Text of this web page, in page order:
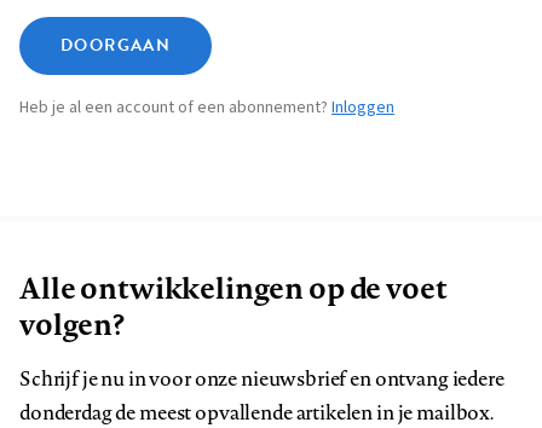
DOORGAAN
Heb je al een account of een abonnement? Inloggen
Alle ontwikkelingen op de voet
volgen?
Schrijf je nu in voor onze nieuwsbrief en ontvang iedere
donderdag de meest opvallende artikelen in je mailbox.